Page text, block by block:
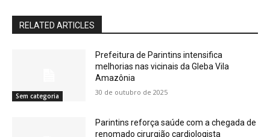
RELATED ARTICLES
Sem categoria
Prefeitura de Parintins intensifica
melhorias nas vicinais da Gleba Vila
Amazônia
30 de outubro de 2025
Parintins reforça saúde com a chegada de
renomado cirurgião cardiologista